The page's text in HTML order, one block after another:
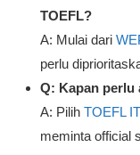
TOEFL?
A: Mulai dari
perlu
Q: Kapan perlu
A: Pilih TOEFL
meminta official